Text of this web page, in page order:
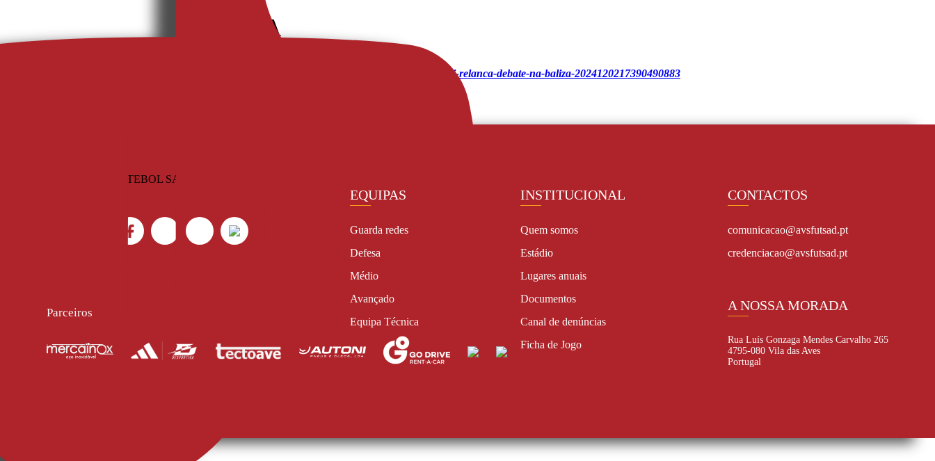
A BOLA
https://www.abola.pt/futebol/noticias/aves-sad-simao-bertelli-relanca-debate-na-baliza-2024120217390490883
Parceiros
EQUIPAS
Guarda redes
Defesa
Médio
Avançado
Equipa Técnica
INSTITUCIONAL
Quem somos
Estádio
Lugares anuais
Documentos
Canal de denúncias
Ficha de Jogo
CONTACTOS
comunicacao@avsfutsad.pt
credenciacao@avsfutsad.pt
A NOSSA MORADA
Rua Luís Gonzaga Mendes Carvalho 265
4795-080 Vila das Aves
Portugal